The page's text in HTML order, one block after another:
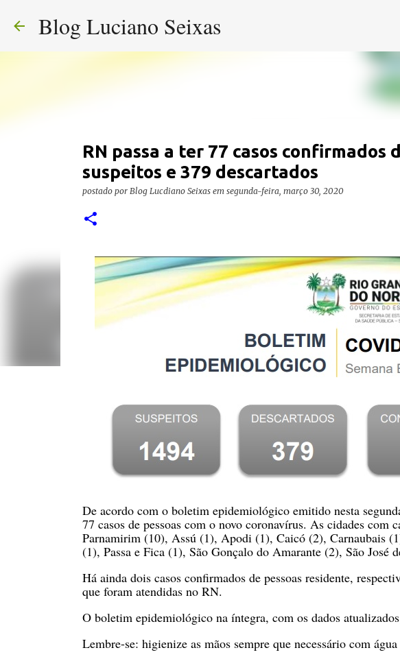
Blog Luciano Seixas
RN passa a ter 77 casos confirmados
suspeitos e 379 descartados
postado por Blog Lucdiano Seixas em segunda-feira, março 30, 2020
De acordo com o boletim epidemiológico emitido nesta
77 casos de pessoas com o novo coronavírus. As cidades
Parnamirim (10), Assú (1), Apodi (1), Caicó (2), Carnaubais
(1), Passa e Fica (1), São Gonçalo do Amarante (2), São José
Há ainda dois casos confirmados de pessoas residente,
que foram atendidas no RN.
O boletim epidemiológico na íntegra, com os dados
Lembre-se: higienize as mãos sempre que necessário com